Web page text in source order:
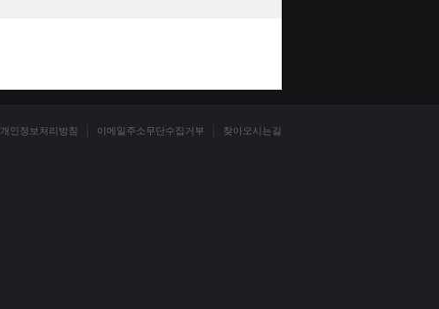
개인정보처리방침 이메일주소무단수집거부 찾아오시는길